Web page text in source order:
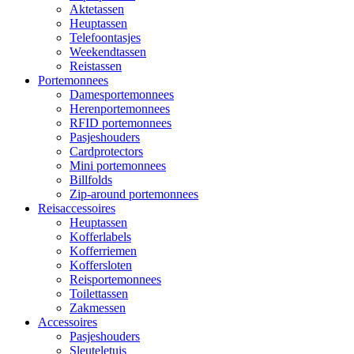
Aktetassen
Heuptassen
Telefoontasjes
Weekendtassen
Reistassen
Portemonnees
Damesportemonnees
Herenportemonnees
RFID portemonnees
Pasjeshouders
Cardprotectors
Mini portemonnees
Billfolds
Zip-around portemonnees
Reisaccessoires
Heuptassen
Kofferlabels
Kofferriemen
Koffersloten
Reisportemonnees
Toilettassen
Zakmessen
Accessoires
Pasjeshouders
Sleuteletuis